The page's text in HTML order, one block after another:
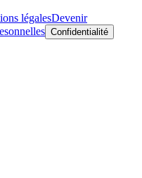
légalesDevenir
Confidentialité